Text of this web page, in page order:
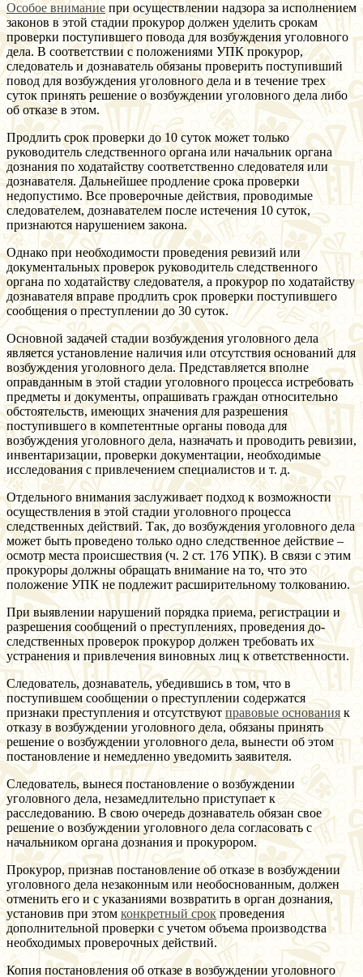
Особое вниманиепри осуществлении надзора за исполнением
законов в этой стадии прокурор должен уделить срокам
проверки поступившего повода для возбуждения уголовного
дела. В соответствии с положениями УПК прокурор,
следователь и дознаватель обязаны проверить поступивший
повод для возбуждения уголовного дела и в течение трех
суток принять решение о возбуждении уголовного дела либо
об отказе в этом.
Продлить срок проверки до 10 суток может только
руководитель следственного органа или начальник органа
дознания по ходатайству соответственно следователя или
дознавателя. Дальнейшее продление срока проверки
недопустимо. Все проверочные действия, проводимые
следователем, дознавателем после истечения 10 суток,
признаются нарушением закона.
Однако при необходимости проведения ревизий или
документальных проверок руководитель следственного
органа по ходатайству следователя, а прокурор по ходатайству
дознавателя вправе продлить срок проверки поступившего
сообщения о преступлении до 30 суток.
Основной задачей стадии возбуждения уголовного дела
является установление наличия или отсутствия оснований для
возбуждения уголовного дела. Представляется вполне
оправданным в этой стадии уголовного процесса истребовать
предметы и документы, опрашивать граждан относительно
обстоятельств, имеющих значения для разрешения
поступившего в компетентные органы повода для
возбуждения уголовного дела, назначать и проводить ревизии,
инвентаризации, проверки документации, необходимые
исследования с привлечением специалистов и т. д.
Отдельного внимания заслуживает подход к возможности
осуществления в этой стадии уголовного процесса
следственных действий. Так, до возбуждения уголовного дела
может быть проведено только одно следственное действие –
осмотр места происшествия (ч. 2 ст. 176 УПК). В связи с этим
прокуроры должны обращать внимание на то, что это
положение УПК не подлежит расширительному толкованию.
При выявлении нарушений порядка приема, регистрации и
разрешения сообщений о преступлениях, проведения до-
следственных проверок прокурор должен требовать их
устранения и привлечения виновных лиц к ответственности.
Следователь, дознаватель, убедившись в том, что в
поступившем сообщении о преступлении содержатся
признаки преступления и отсутствуютправовые основания к
отказу в возбуждении уголовного дела, обязаны принять
решение о возбуждении уголовного дела, вынести об этом
постановление и немедленно уведомить заявителя.
Следователь, вынеся постановление о возбуждении
уголовного дела, незамедлительно приступает к
расследованию. В свою очередь дознаватель обязан свое
решение о возбуждении уголовного дела согласовать с
начальником органа дознания и прокурором.
Прокурор, признав постановление об отказе в возбуждении
уголовного дела незаконным или необоснованным, должен
отменить его и с указаниями возвратить в орган дознания,
установив при этом конкретный срокпроведения
дополнительной проверки с учетом объема производства
необходимых проверочных действий.
Копия постановления об отказе в возбуждении уголовного